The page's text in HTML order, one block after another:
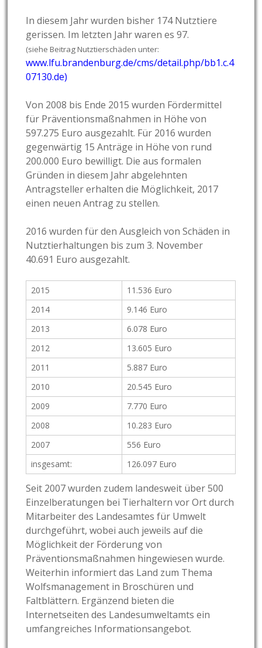
In diesem Jahr wurden bisher 174 Nutztiere
gerissen. Im letzten Jahr waren es 97.
(siehe Beitrag Nutztierschäden unter:
www.lfu.brandenburg.de/cms/detail.php/bb1.c.4
07130.de)
Von 2008 bis Ende 2015 wurden Fördermittel
für Präventionsmaßnahmen in Höhe von
597.275 Euro ausgezahlt. Für 2016 wurden
gegenwärtig 15 Anträge in Höhe von rund
200.000 Euro bewilligt. Die aus formalen
Gründen in diesem Jahr abgelehnten
Antragsteller erhalten die Möglichkeit, 2017
einen neuen Antrag zu stellen.
2016 wurden für den Ausgleich von Schäden in
Nutztierhaltungen bis zum 3. November
40.691 Euro ausgezahlt.
2015
11.536 Euro
2014
9.146 Euro
2013
6.078 Euro
2012
13.605 Euro
2011
5.887 Euro
2010
20.545 Euro
2009
7.770 Euro
2008
10.283 Euro
2007
556 Euro
insgesamt:
126.097 Euro
Seit 2007 wurden zudem landesweit über 500
Einzelberatungen bei Tierhaltern vor Ort durch
Mitarbeiter des Landesamtes für Umwelt
durchgeführt, wobei auch jeweils auf die
Möglichkeit der Förderung von
Präventionsmaßnahmen hingewiesen wurde.
Weiterhin informiert das Land zum Thema
Wolfsmanagement in Broschüren und
Faltblättern. Ergänzend bieten die
Internetseiten des Landesumweltamts ein
umfangreiches Informationsangebot.